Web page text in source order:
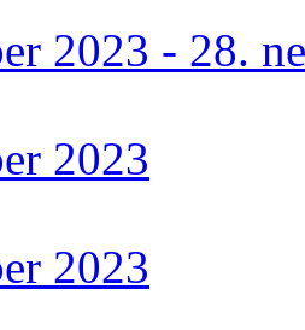
2023 - 28.
2023
2023